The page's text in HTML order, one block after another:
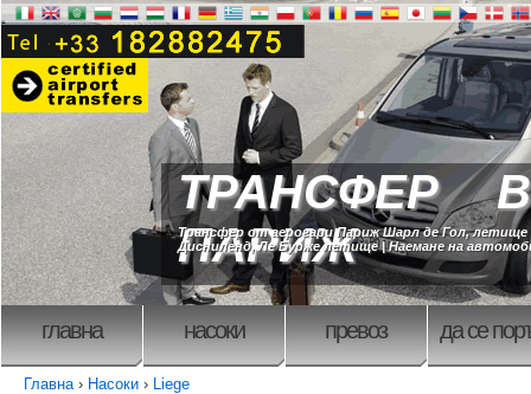
ТРАНСФЕР В
ПАРИЖ
Трансфер от аерогари Париж Шарл де Гол,
Дисниленд, Ле Бурже летище | Наемане на
главна насоки превоз да се
Главна› Насоки › Liege